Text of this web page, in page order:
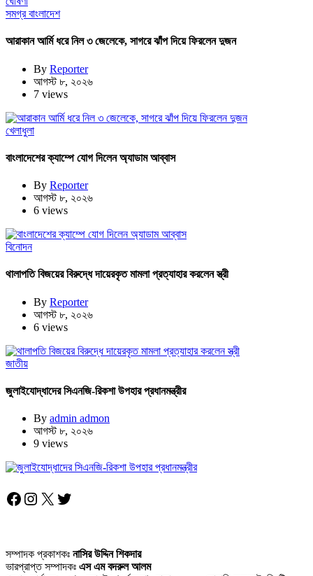
সমগ্র বাংলাদেশ
আরাকান আর্মি ধরে নিল ৩ জেলেকে, সাগরে ঝাঁপ দিয়ে ফিরলেন দুজন
By Reporter
আগস্ট ৮, ২০২৬
7 views
খেলাধুলা
বাংলাদেশের ক্যাম্পে যোগ দিলেন অ্যাডাম আব্বাস
By Reporter
আগস্ট ৮, ২০২৬
6 views
বিনোদন
থালাপতি বিজয়ের বিরুদ্ধে দায়েরকৃত মামলা প্রত্যাহার করলেন স্ত্রী
By Reporter
আগস্ট ৮, ২০২৬
6 views
জাতীয়
জুলাইযোদ্ধাদের সিএনজি-রিকশা উপহার প্রধানমন্ত্রীর
By admin admon
আগস্ট ৮, ২০২৬
9 views
Facebook
Instagram
X Twitter
সম্পাদক প্রকাশকঃ নাসির উদ্দিন শিকদার
ভারপ্রাপ্ত সম্পাদকঃ এস এম বদরুল আলম